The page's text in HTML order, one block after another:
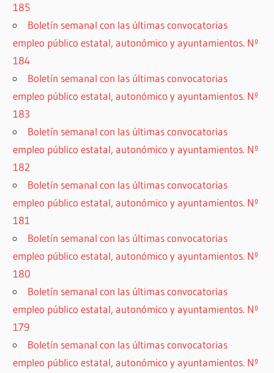
185
Boletín semanal con las últimas convocatorias
empleo público estatal, autonómico y ayuntamientos. Nº
184
Boletín semanal con las últimas convocatorias
empleo público estatal, autonómico y ayuntamientos. Nº
183
Boletín semanal con las últimas convocatorias
empleo público estatal, autonómico y ayuntamientos. Nº
182
Boletín semanal con las últimas convocatorias
empleo público estatal, autonómico y ayuntamientos. Nº
181
Boletín semanal con las últimas convocatorias
empleo público estatal, autonómico y ayuntamientos. Nº
180
Boletín semanal con las últimas convocatorias
empleo público estatal, autonómico y ayuntamientos. Nº
179
Boletín semanal con las últimas convocatorias
empleo público estatal, autonómico y ayuntamientos. Nº